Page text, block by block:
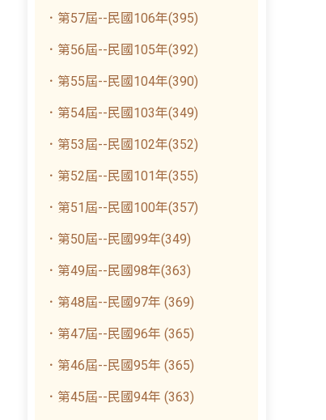
．第57屆--民國106年(395)
．第56屆--民國105年(392)
．第55屆--民國104年(390)
．第54屆--民國103年(349)
．第53屆--民國102年(352)
．第52屆--民國101年(355)
．第51屆--民國100年(357)
．第50屆--民國99年(349)
．第49屆--民國98年(363)
．第48屆--民國97年 (369)
．第47屆--民國96年 (365)
．第46屆--民國95年 (365)
．第45屆--民國94年 (363)